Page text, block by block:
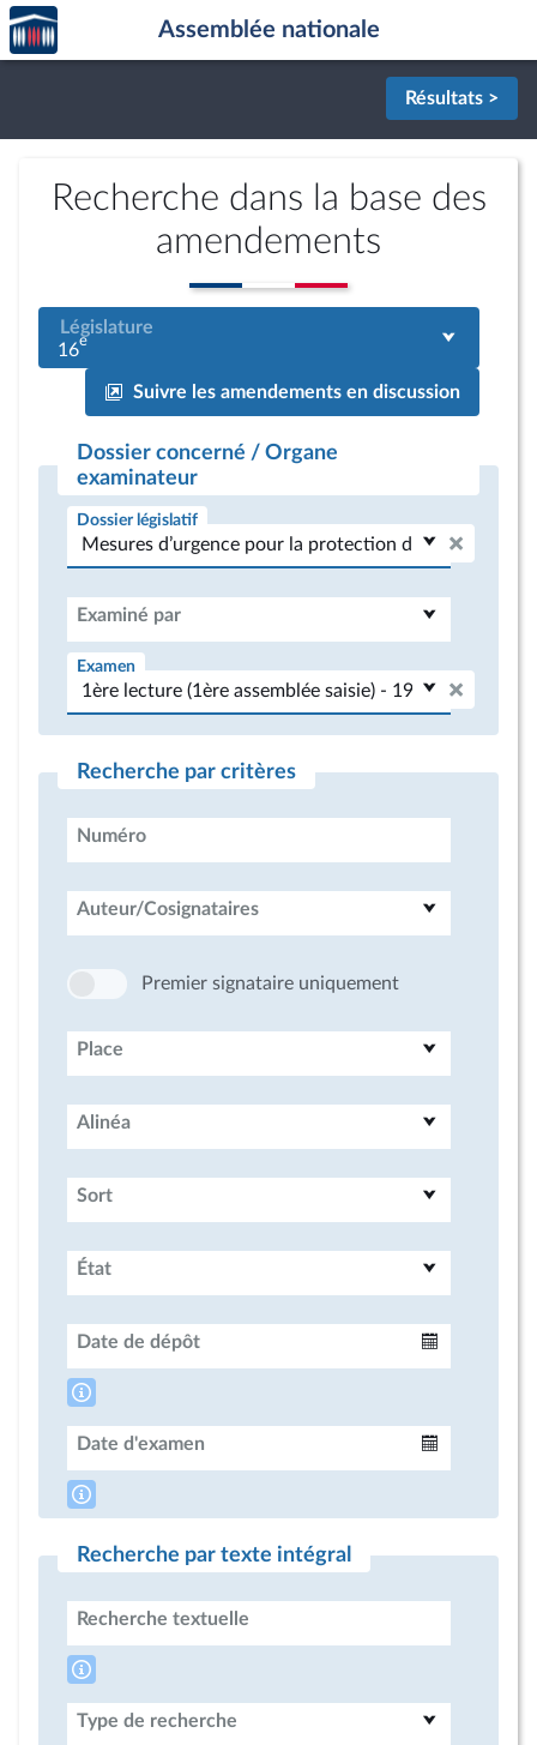
Aller au contenu
Aller en bas de la page
Accèder
à la
page
Assemblée nationale
Résultats >
Recherche dans la base des
amendements
Législature
16e
Suivre les amendements en discussion
Dossier concerné / Organe
examinateur
Dossier législatif
Examiné par
Examen
Recherche par critères
Numéro
Auteur/Cosignataires
Premier signataire uniquement
Place
Alinéa
Sort
État
Date de dépôt
Date d'examen
Recherche par texte intégral
Recherche textuelle
Type de recherche